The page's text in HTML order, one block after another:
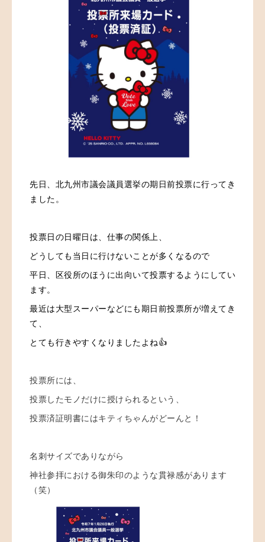
先日、北九州市議会議員選挙の期日前投票に行ってき
ました。
投票日の日曜日は、仕事の関係上、
どうしても当日に行けないことが多くなるので
平日、区役所のほうに出向いて投票するようにしてい
ます。
最近は大型スーパーなどにも期日前投票所が増えてき
て、
とても行きやすくなりましたよね👍
投票所には、
投票したモノだけに授けられるという、
投票済証明書にはキティちゃんがどーんと！
名刺サイズでありながら
神社参拝における御朱印のような貫禄感があります
（笑）